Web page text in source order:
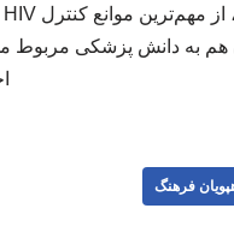
به دانش پزشکی مربوط
فرهنگ